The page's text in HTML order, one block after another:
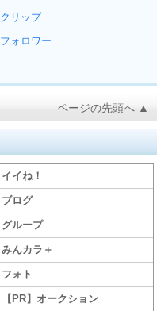
クリップ
フォロワー
ページの先頭へ ▲
イイね！
ブログ
グループ
みんカラ＋
フォト
【PR】オークション